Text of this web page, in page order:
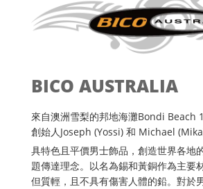
BICO AUSTRALIA
來自澳洲雪梨的邦地海灘Bondi Beach
創始人Joseph (Yossi) 和 Michael
具特色且平價男士飾品，創造世界各地
題傳達理念。以名為錫和黃銅作為主要
但質輕，且不具有傷害人體的鉛。對於